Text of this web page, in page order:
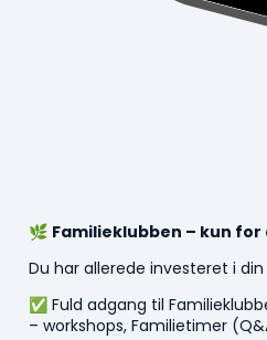
🌿 Familieklubben – kun
Du har allerede investeret i
✅ Fuld adgang til
– workshops, Familietimer